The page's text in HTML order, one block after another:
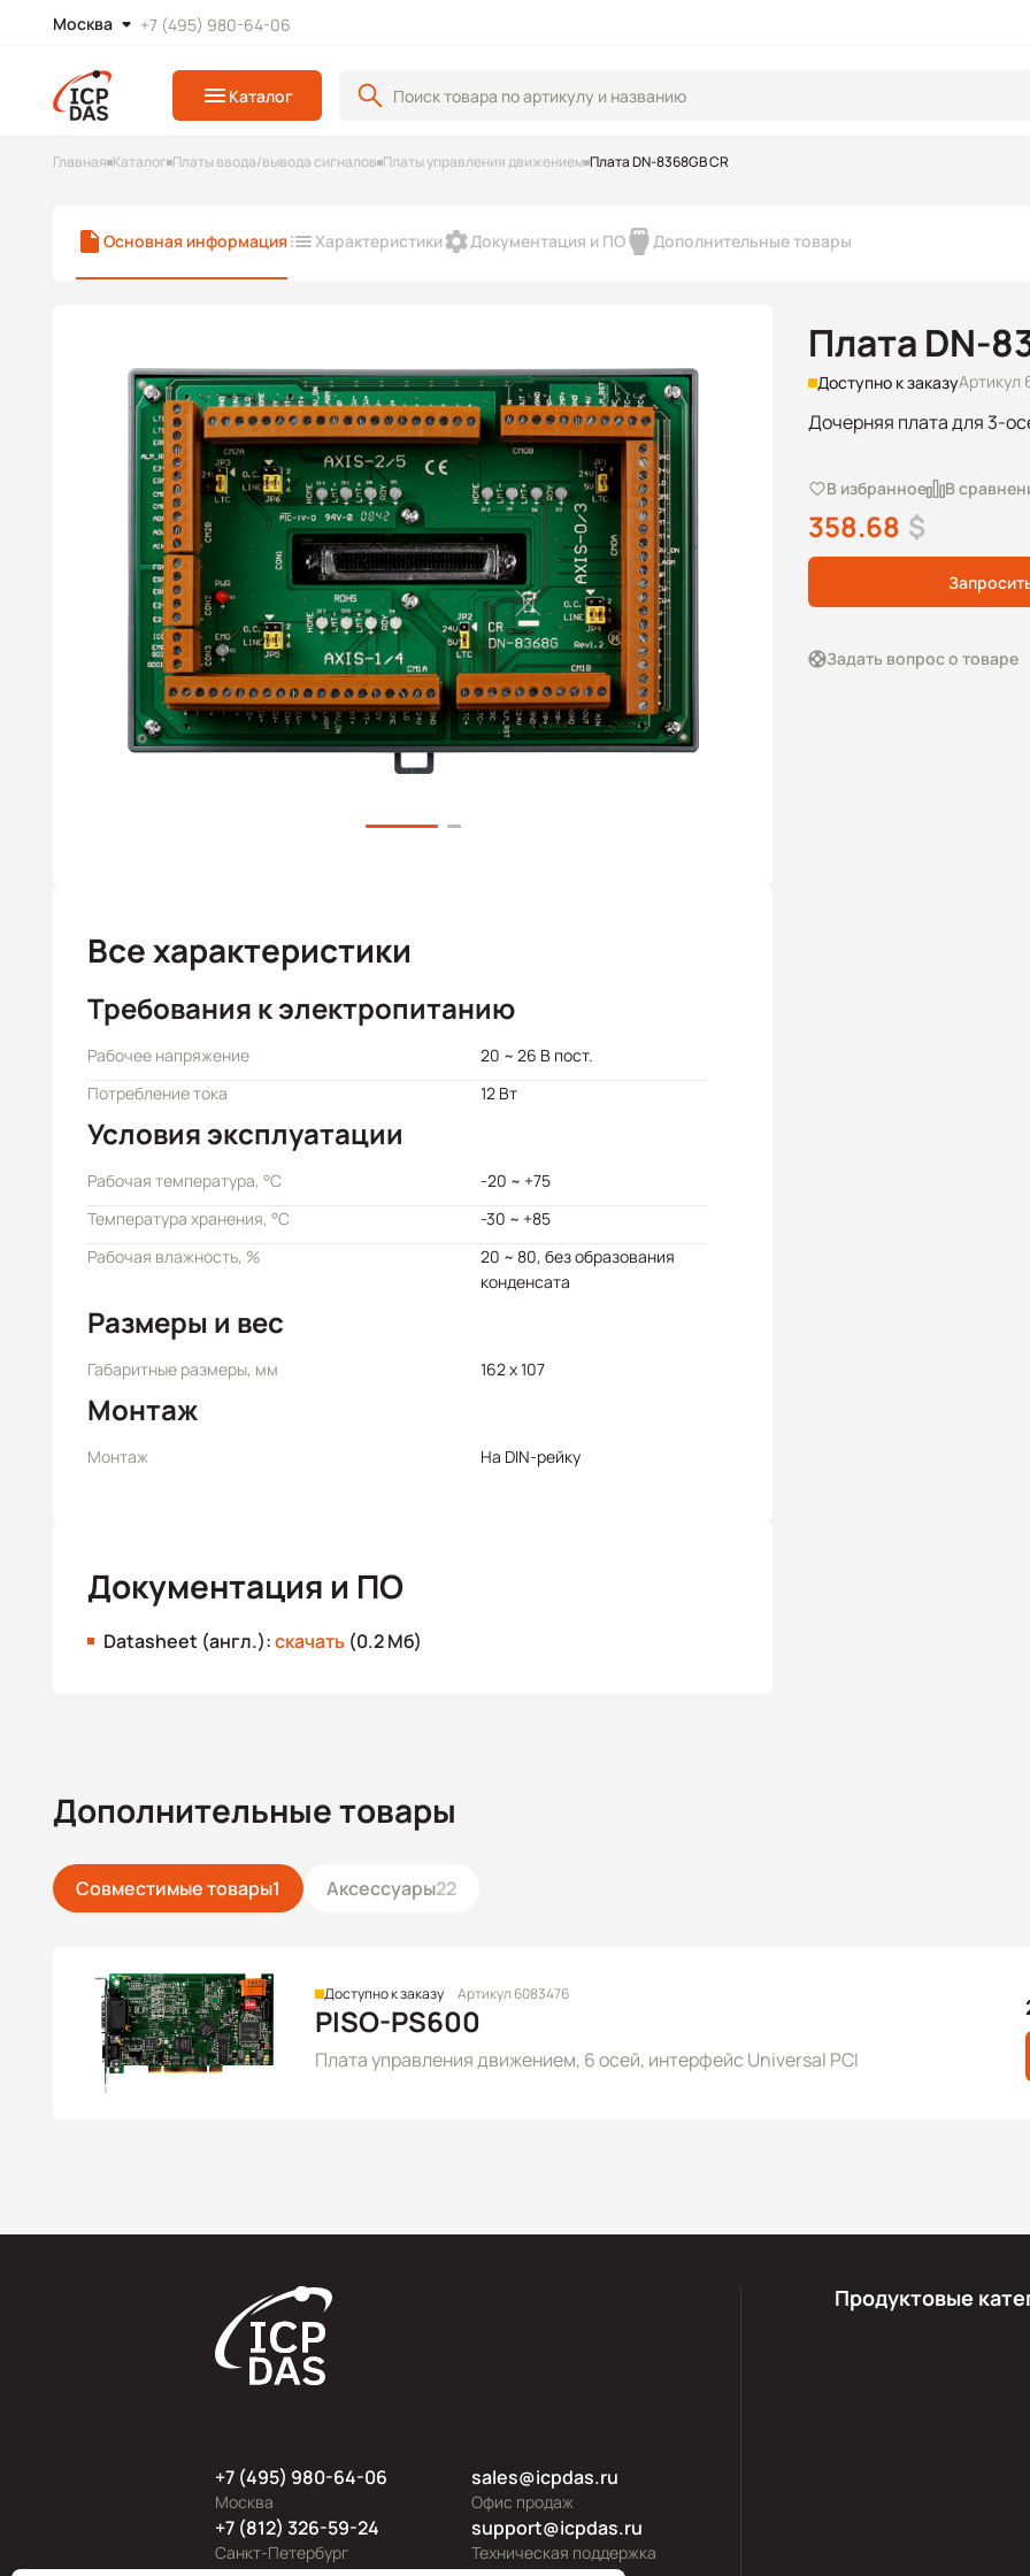
Москва +7 (495) 980-64-06
Каталог
Главная Каталог Платы ввода/вывода сигналов Платы управления движением Плата DN-8368GB CR
Основная информация Характеристики Документация и ПО Дополнительные товары
Плата DN-
Доступно к заказуАртикул
Дочерняя плата для 3-
В избранное В
358.68 $
Задать вопрос о товаре
Все характеристики
Требования к электропитанию
Рабочее напряжение
20 ~ 26 В пост.
Потребление тока
12 Вт
Условия эксплуатации
Рабочая температура, °C
-20 ~ +75
Температура хранения, °C
-30 ~ +85
Рабочая влажность, %
20 ~ 80, без образования
конденсата
Размеры и вес
Габаритные размеры, мм 162 x 107
Монтаж
Монтаж На DIN-рейку
Документация и ПО
Datasheet (англ.):скачать (0.2 Мб)
Дополнительные товары
Совместимые товары1 Аксессуары22
Доступно к заказу Артикул 6083476
PISO-PS600
Плата управления движением, 6 осей, интерфейс Universal PCI
Москва
+7 (495) 980-64-06
Офис продаж
sales@icpdas.ru
Санкт-Петербург
+7 (812) 326-59-24
Техническая поддержка
support@icpdas.ru
Продуктовые